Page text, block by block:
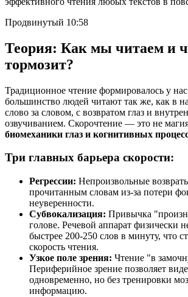
Продвинутый 10:58
Теория: Как мы читаем и
тормозит?
Традиционное чтение формировалось у
большинство людей читают так же, как в
слово за словом, с возвратом глаз и
озвучиванием. Скорочтение — это не
биомеханики глаз и когнитивных
Три главных барьера скорости:
Регрессии: Непроизвольные
прочитанным словам из-за потери
неуверенности.
Субвокализация: Привычка
голове. Речевой аппарат физически
быстрее 200-250 слов в минуту, что
скорость чтения.
Узкое поле зрения: Чтение "в
Периферийное зрение позволяет
одновременно, но без тренировки
информацию.